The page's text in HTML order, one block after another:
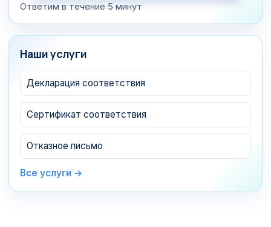
Ответим в течение 5 минут
Наши услуги
Декларация соответствия
Сертификат соответствия
Отказное письмо
Все услуги →